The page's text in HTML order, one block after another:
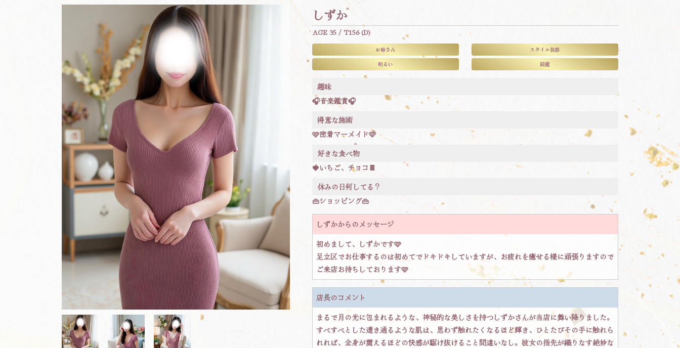
しずか
AGE 35 / T156 (D)
お姉さん
スタイル抜群
明るい
綺麗
趣味
🎧音楽鑑賞🎧
得意な施術
🩷密着マーメイド🩷
好きな食べ物
🍓いちご、チョコ🍫
休みの日何してる？
👜ショッピング👜
しずかからのメッセージ
初めまして、しずかです🩷
足立区でお仕事するのは初めてでドキドキしていますが、お疲れを癒せる様に頑張りますので
ご来店お待ちしております🩷
店長のコメント
まるで月の光に包まれるような、神秘的な美しさを持つしずかさんが当店に舞い降りました。
すべすべとした透き通るような肌は、思わず触れたくなるほど輝き、ひとたびその手に触れら
れれば、全身が震えるほどの快感が駆け抜けること間違いなし。彼女の指先が織りなす絶妙な